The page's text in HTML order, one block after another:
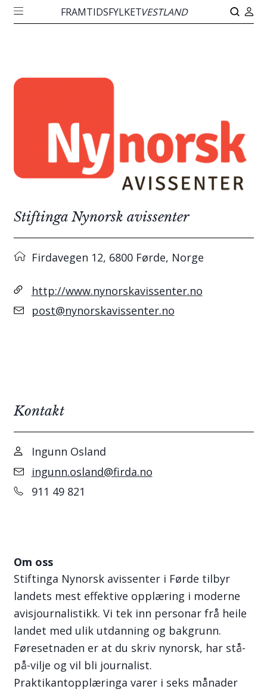
FRAMTIDSFYLKETVESTLAND
Stiftinga Nynorsk avissenter
Firdavegen 12, 6800 Førde, Norge
http://www.nynorskavissenter.no
post@nynorskavissenter.no
Kontakt
Ingunn Osland
ingunn.osland@firda.no
911 49 821
Om oss
Stiftinga Nynorsk avissenter i Førde tilbyr
landets mest effektive opplæring i moderne
avisjournalistikk. Vi tek inn personar frå heile
landet med ulik utdanning og bakgrunn.
Føresetnaden er at du skriv nynorsk, har stå-
på-vilje og vil bli journalist.
Praktikantopplæringa varer i seks månader